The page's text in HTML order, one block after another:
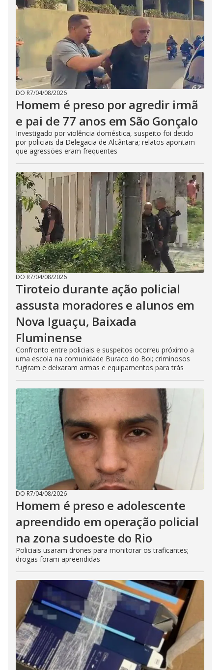
DO R7/04/08/2026
Homem é preso por agredir irmã
e pai de 77 anos em São Gonçalo
Investigado por violência doméstica, suspeito foi detido
por policiais da Delegacia de Alcântara; relatos apontam
que agressões eram frequentes
DO R7/04/08/2026
Tiroteio durante ação policial
assusta moradores e alunos em
Nova Iguaçu, Baixada
Fluminense
Confronto entre policiais e suspeitos ocorreu próximo a
uma escola na comunidade Buraco do Boi; criminosos
fugiram e deixaram armas e equipamentos para trás
DO R7/04/08/2026
Homem é preso e adolescente
apreendido em operação policial
na zona sudoeste do Rio
Policiais usaram drones para monitorar os traficantes;
drogas foram apreendidas